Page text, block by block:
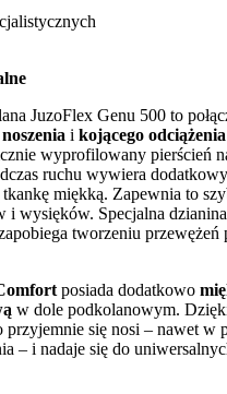
JuzoFlex Genu 500 to
i kojącego odciążenia
wyprofilowany pierścień
ruchu wywiera dodatkowy
tkankę miękką. Zapewnia to
i wysięków. Specjalna
tworzeniu przewężeń
posiada dodatkowo
w dole podkolanowym.
się nosi – nawet w
– i nadaje się do